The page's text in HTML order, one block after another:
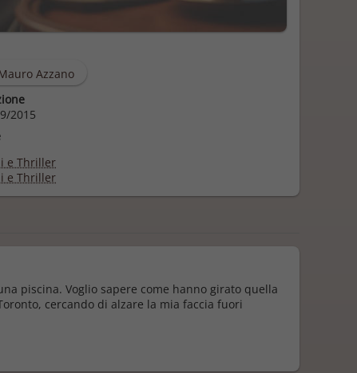
Azzano
2015
e Thriller
e Thriller
piscina. Voglio sapere come hanno girato quella
cercando di alzare la mia faccia fuori